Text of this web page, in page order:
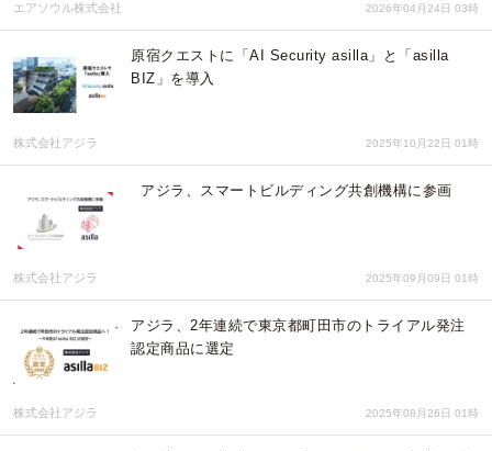
エアソウル株式会社 2026年04月24日 03時
原宿クエストに「AI Security asilla」と「asilla
BIZ」を導入
株式会社アジラ 2025年10月22日 01時
アジラ、スマートビルディング共創機構に参画
株式会社アジラ 2025年09月09日 01時
アジラ、2年連続で東京都町田市のトライアル発注
認定商品に選定
株式会社アジラ 2025年08月26日 01時